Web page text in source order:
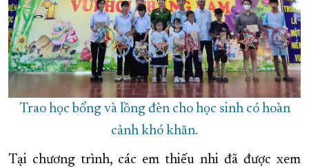
Trao học bổng và lồng đèn cho học sinh có hoàn
cảnh khó khăn.
Tại chương trình, các em thiếu nhi đã được xem